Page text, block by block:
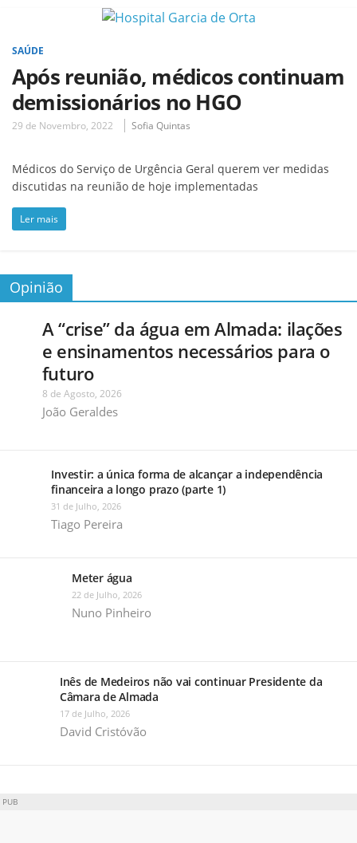
SAÚDE
Após reunião, médicos continuam
demissionários no HGO
29 de Novembro, 2022 Sofia Quintas
Médicos do Serviço de Urgência Geral querem ver medidas
discutidas na reunião de hoje implementadas
Ler mais
Opinião
A “crise” da água em Almada: ilações
e ensinamentos necessários para o
futuro
8 de Agosto, 2026
João Geraldes
Investir: a única forma de alcançar a independência
financeira a longo prazo (parte 1)
31 de Julho, 2026
Tiago Pereira
Meter água
22 de Julho, 2026
Nuno Pinheiro
Inês de Medeiros não vai continuar Presidente da
Câmara de Almada
17 de Julho, 2026
David Cristóvão
PUB